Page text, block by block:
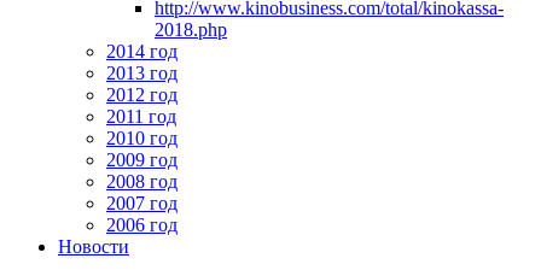
http://www.kinobusiness.com/total/kinokassa-
2018.php
2014 год
2013 год
2012 год
2011 год
2010 год
2009 год
2008 год
2007 год
2006 год
Новости